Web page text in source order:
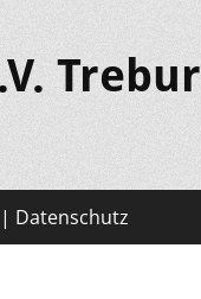
Trebur
Datenschutz